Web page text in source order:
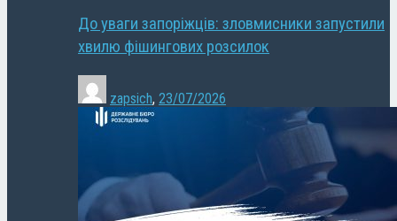
До уваги запоріжців: зловмисники запустили
хвилю фішингових розсилок
zapsich, 23/07/2026